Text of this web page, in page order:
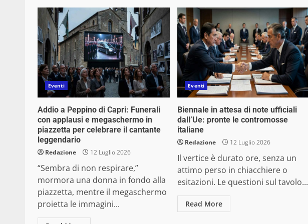
Eventi
Addio a Peppino di Capri: Funerali
con applausi e megaschermo in
piazzetta per celebrare il cantante
leggendario
Redazione 12 Luglio 2026
“Sembra di non respirare,”
mormora una donna in fondo alla
piazzetta, mentre il megaschermo
proietta le immagini...
Eventi
Biennale in attesa di note ufficiali
dall’Ue: pronte le contromosse
italiane
Redazione 12 Luglio 2026
Il vertice è durato ore, senza un
attimo perso in chiacchiere o
esitazioni. Le questioni sul tavolo...
Read More